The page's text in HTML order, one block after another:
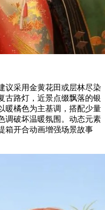
议采用金黄花田或层林尽染
古路灯，近景点缀飘落的银
暖橘色为主基调，搭配少量
调破坏温暖氛围。动态元素
箱开合动画增强场景故事